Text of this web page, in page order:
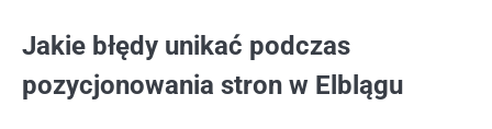
Jakie błędy unikać podczas
pozycjonowania stron w Elblągu